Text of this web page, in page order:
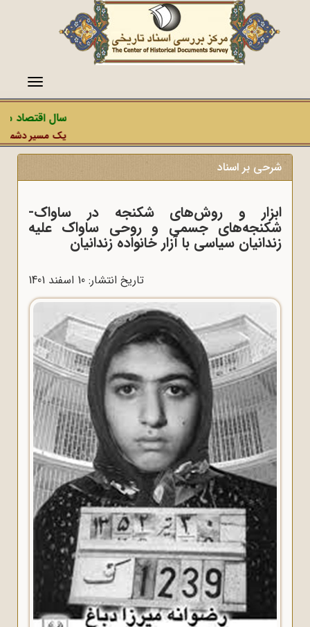
منو
سال اقتصاد
یک مسیر دشمن،
شرحی بر اسناد
ابزار و روش‌های شکنجه در ساواک-
شکنجه‌های جسمی و روحی ساواک علیه
زندانیان سیاسی با آزار خانواده زندانیان
تاریخ انتشار: 10 اسفند 1401